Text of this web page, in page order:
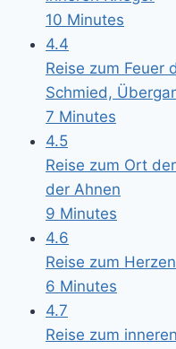
10 Minutes
4.4
Reise zum Feuer
Schmied,
7 Minutes
4.5
Reise zum Ort
der Ahnen
9 Minutes
4.6
Reise zum
6 Minutes
4.7
Reise zum